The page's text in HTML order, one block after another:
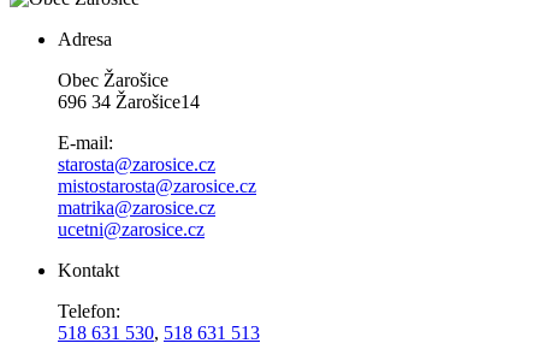
Adresa
Obec Žarošice
696 34 Žarošice14
E-mail:
starosta@zarosice.cz
mistostarosta@zarosice.cz
matrika@zarosice.cz
ucetni@zarosice.cz
Kontakt
Telefon:
518 631 530, 518 631 513